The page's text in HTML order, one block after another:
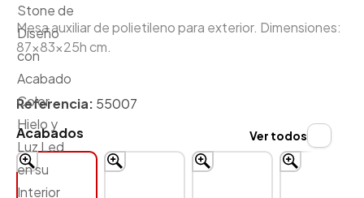
Mesa auxiliar de polietileno para exterior. Dimensiones:
87x83x25h cm.
Referencia: 55007
Acabados
Ver todos